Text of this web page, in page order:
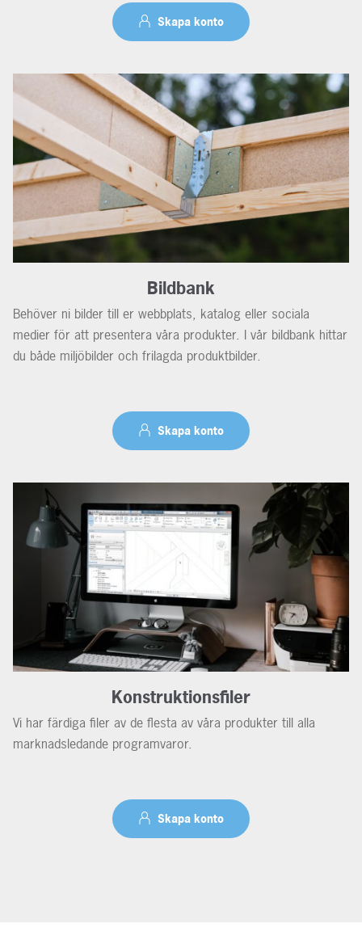
Skapa konto
Bildbank
Behöver ni bilder till er webbplats, katalog eller sociala
medier för att presentera våra produkter. I vår bildbank hittar
du både miljöbilder och frilagda produktbilder.
Skapa konto
Konstruktionsfiler
Vi har färdiga filer av de flesta av våra produkter till alla
marknadsledande programvaror.
Skapa konto